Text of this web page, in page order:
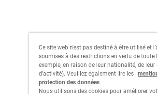
Ce site web n'est pas destiné à être utilisé et
soumises à des restrictions en vertu de
exemple, en raison de leur nationalité, de
d'activité). Veuillez également lire les
protection des données.
Nous utilisons des cookies pour améliorer